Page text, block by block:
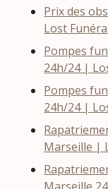
Prix des
Lost
Pompes
24h/24 |
Pompes
24h/24 |
Marseille |